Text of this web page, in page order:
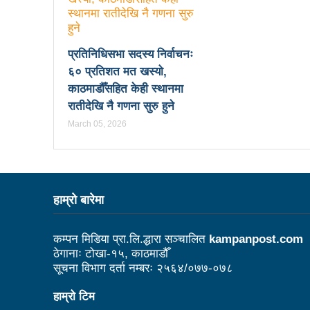
काउन्सिल नै नबोले कसले बोल्ने:
विदेशमा रहेका नेपालीहरूको
बेलकोटगढीको चौथो
उद्योगको प्रवर्द्धन र विस्तारका
आगामी आर्थिक वर्षभित्रै भरतपुर
चीन भ्रमणका क्रममा भएका
कसरी पाइनेछ बेलकोटगढीबासीले
प्रतिनिधिसभा सदस्य निर्वाचनः
६० प्रतिशत मत खस्यो,
काठमाडौँसहित केही स्थानमा
रातीदेखि नै गणना सुरु हुने
March 05, 2026
हाम्राे बारेमा
कम्पन मिडिया प्रा.लि.द्धारा सञ्चालित kampanpost.com
ठेगानाः टोखा-१५, काठमाडौँ
सूचना विभाग दर्ता नम्बरः २५६४/०७७-०७८
हाम्रो टिम